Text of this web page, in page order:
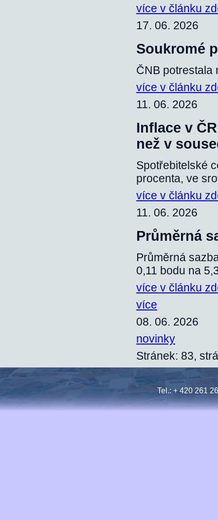
více v článku
17. 06. 2026
Soukromé
ČNB potrestala
více v článku
11. 06. 2026
Inflace v
než v
Spotřebitelské
procenta, ve
více v článku
11. 06. 2026
Průměrná
Průměrná
0,11 bodu na
více v článku
více
08. 06. 2026
novinky
Stránek: 83,
Tel.: + 420 261